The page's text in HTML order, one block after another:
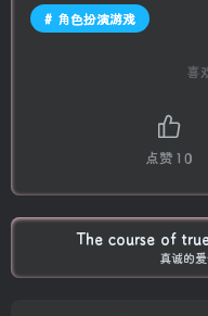
# 角色扮演游戏
喜
点赞 10
The course of
真诚的